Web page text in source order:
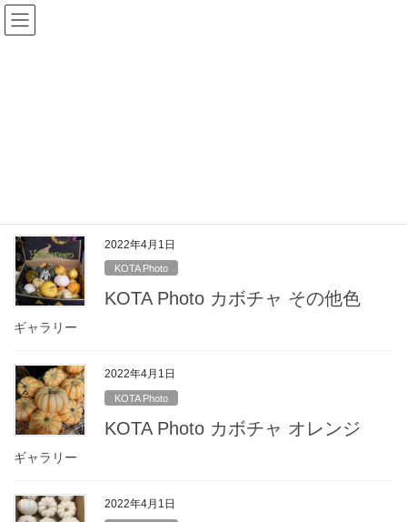
コ
ン
ナ
ビ
2022年4月1日
KOTA Photo
KOTA Photo カボチャ その他色
ギャラリー
2022年4月1日
KOTA Photo
KOTA Photo カボチャ オレンジ
ギャラリー
2022年4月1日